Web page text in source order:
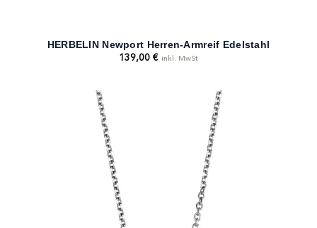
HERBELIN Newport Herren-Armreif Edelstahl
139,00 € inkl. MwSt